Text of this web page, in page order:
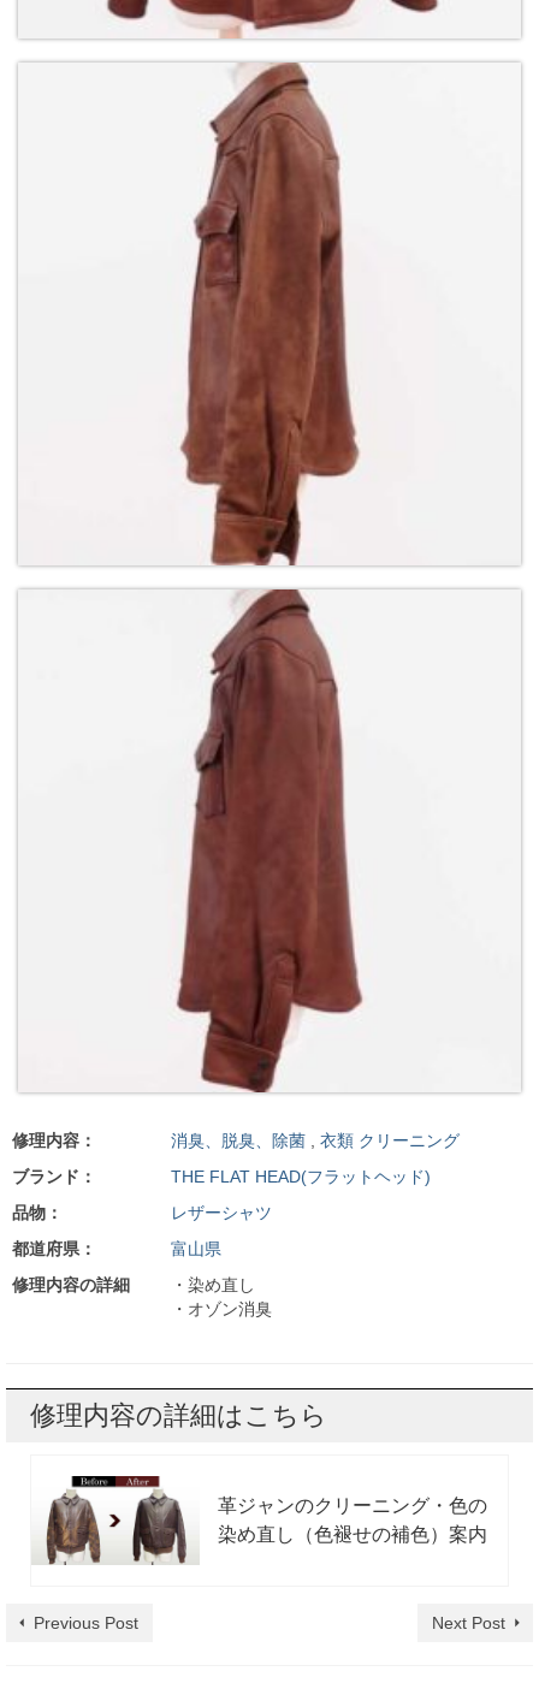
修理内容： 消臭、脱臭、除菌
衣類 クリーニング
ブランド：
THE FLAT HEAD(フラットヘッド)
品物：
レザーシャツ
都道府県：
富山県
修理内容の詳細
・染め直し
・オゾン消臭
修理内容の詳細はこちら
革ジャンのクリーニング・色の
染め直し（色褪せの補色）案内
Previous Post Next Post